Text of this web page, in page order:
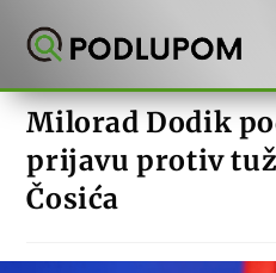
Milorad Dodik
prijavu protiv
Čosića